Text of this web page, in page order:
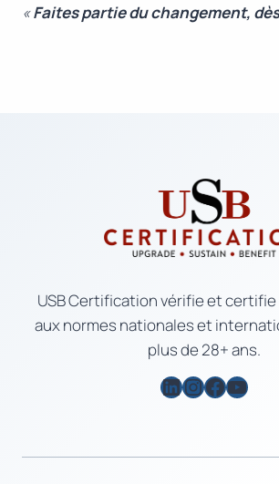
«Faites partie du changement,
USB Certification vérifie et
aux normes nationales et
plus de 28+ ans.
LinkedIn
Instagram